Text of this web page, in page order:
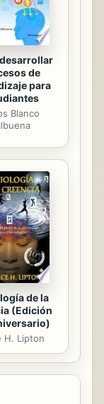
...
de
para
Blanco
de la
(Edición
H. Lipton